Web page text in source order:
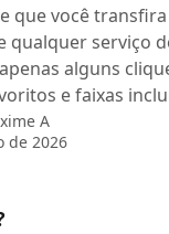
que você
qualquer serviço
alguns
e faixas
A
de 2026